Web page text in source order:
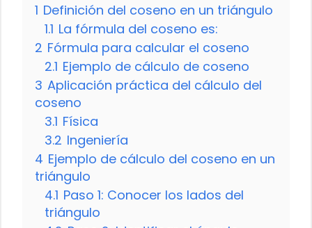
1 Definición del coseno en un triángulo
1.1 La fórmula del coseno es:
2 Fórmula para calcular el coseno
2.1 Ejemplo de cálculo de coseno
3 Aplicación práctica del cálculo del
coseno
3.1 Física
3.2 Ingeniería
4 Ejemplo de cálculo del coseno en un
triángulo
4.1 Paso 1: Conocer los lados del
triángulo